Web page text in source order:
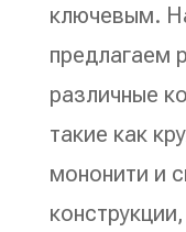
ключевым.
предлагаем
различные
такие как
мононити и